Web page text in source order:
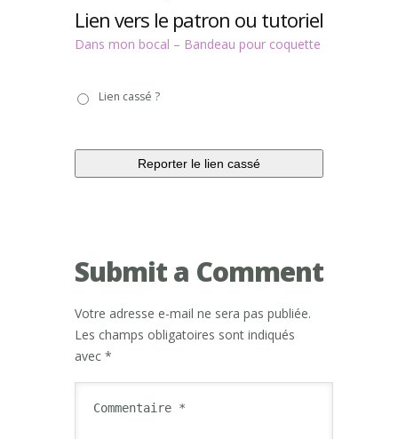
Lien vers le patron ou tutoriel
Dans mon bocal – Bandeau pour coquette
casséLien cassé ?
Submit a Comment
Votre adresse e-mail ne sera pas publiée.
Les champs obligatoires sont indiqués
avec *